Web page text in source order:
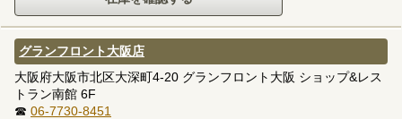
グランフロント大阪店
大阪府大阪市北区大深町4-20 グランフロント大阪 ショップ&レス
トラン南館 6F
☎ 06-7730-8451